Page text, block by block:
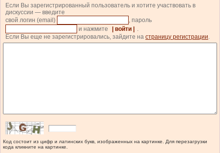
Если Вы зарегистрированный пользователь и хотите участвовать в
дискуссии — введите
свой логин (email)
, пароль
и нажмите
| войти |
.
Если Вы еще не зарегистрировались, зайдите на страницу регистрации.
Код состоит из цифр и латинских букв, изображенных на картинке. Для перезагрузки
кода кликните на картинке.